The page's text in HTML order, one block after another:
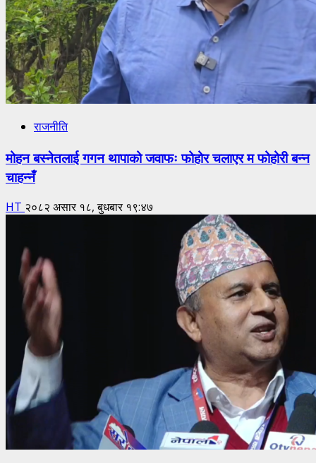
राजनीति
मोहन बस्नेतलाई गगन थापाको जवाफः फोहोर चलाएर म फोहोरी बन्न
चाहन्नँ
HT २०८२ असार १८, बुधबार १९:४७